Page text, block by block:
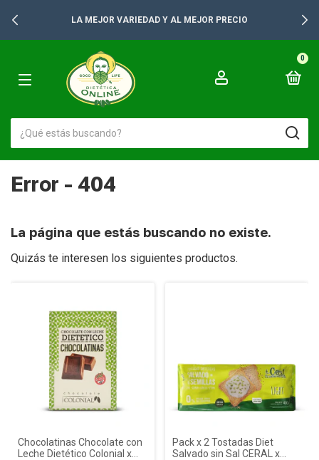
LA MEJOR VARIEDAD Y AL MEJOR PRECIO
0
Error - 404
La página que estás buscando no existe.
Quizás te interesen los siguientes productos.
Chocolatinas Chocolate con
Leche Dietético Colonial x
Pack x 2 Tostadas Diet
Salvado sin Sal CERAL x